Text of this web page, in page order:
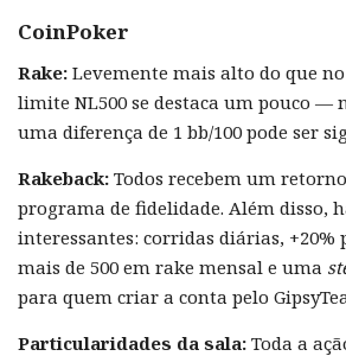
CoinPoker
Rake: Levemente mais alto do que no
limite NL500 se destaca um pouco —
uma diferença de 1 bb/100 pode ser
Rakeback: Todos recebem um
programa de fidelidade. Além disso,
interessantes: corridas diárias, +20%
mais de 500 em rake mensal e uma
para quem criar a conta pelo
Particularidades da sala: Toda a